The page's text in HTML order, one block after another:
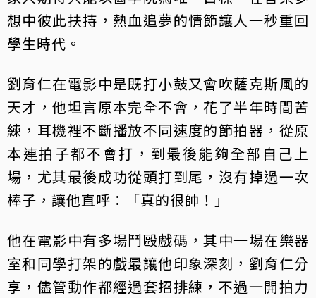
想中彼此扶持，熱血追夢的情節讓人一秒重回
學生時代。
劉育仁在電影中是既打小鼓又會吹薩克斯風的
天才，他坦言原本完全不會，花了半年時間苦
練，耳機裡不斷播放不同速度的節拍器，從原
本連拍子都不會打，到最後能夠全部自己上
場，尤其最後成功從頭打到尾，沒有掉過一次
棒子，讓他直呼：「真的很帥！」
他在電影中有多場鬥毆戲碼，其中一場在樂器
室和同學打架的戲最讓他印象深刻，劉育仁分
享，儘管動作都經過套招排練，不過一開拍力